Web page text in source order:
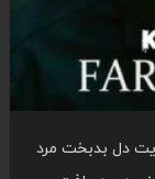
دل بدبخت مرد